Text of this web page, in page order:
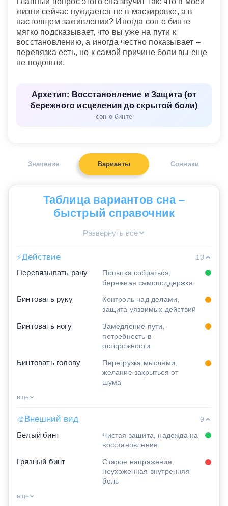
жизни сейчас нуждается не в маскировке, а в
настоящем заживлении? Иногда сон о бинте
мягко подсказывает, что вы уже на пути к
восстановлению, а иногда честно показывает –
перевязка есть, но к самой причине боли вы еще
не подошли.
Архетип: Восстановление и Защита (от
бережного исцеления до скрытой боли)
сон о бинте
Значение Варианты Сонники
Таблица вариантов сна –
быстрый справочник
Развернуть все
⚡Действие
13
Перевязывать рану
Попытка собраться,
бережная самоподдержка
Бинтовать руку
Контроль над делами,
защита уязвимых действий
Бинтовать ногу
Замедление пути,
потребность в
осторожности
Бинтовать голову
Перегрузка мыслями,
желание закрыться от
шума
еще
🎨Внешний вид
9
Белый бинт
Чистая защита, надежда на
восстановление
Грязный бинт
Старое напряжение,
неухоженная внутренняя
боль
еще